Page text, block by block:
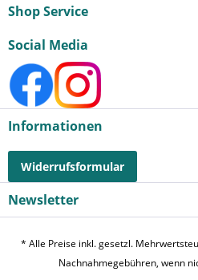
Shop Service
Social Media
Informationen
Widerrufsformular
Newsletter
* Alle Preise inkl. gesetzl.
Nachnahmegebühren, wenn